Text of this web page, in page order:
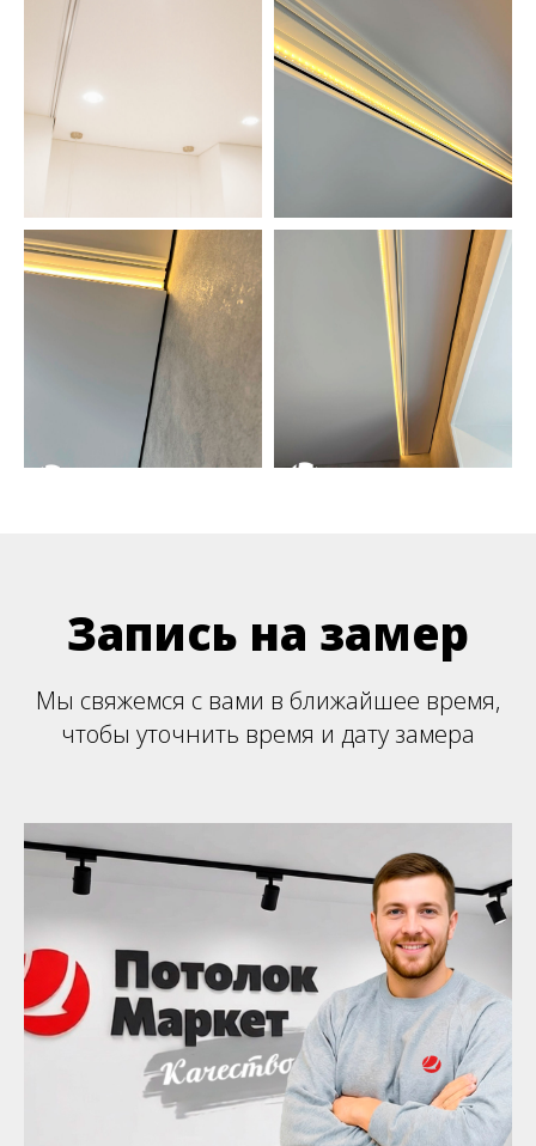
Запись на замер
Мы свяжемся с вами в ближайшее время,
чтобы уточнить время и дату замера